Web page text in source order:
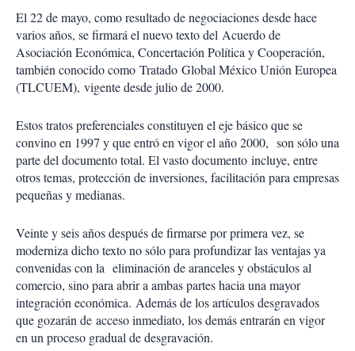
m
p
a
r
t
i
El 22 de mayo, como resultado de negociaciones desde hace
varios años, se firmará el nuevo texto del Acuerdo de
Asociación Económica, Concertación Política y Cooperación,
también conocido como Tratado Global México Unión Europea
(TLCUEM), vigente desde julio de 2000.
Estos tratos preferenciales constituyen el eje básico que se
convino en 1997 y que entró en vigor el año 2000, son sólo una
parte del documento total. El vasto documento incluye, entre
otros temas, protección de inversiones, facilitación para empresas
pequeñas y medianas.
Veinte y seis años después de firmarse por primera vez, se
moderniza dicho texto no sólo para profundizar las ventajas ya
convenidas con la eliminación de aranceles y obstáculos al
comercio, sino para abrir a ambas partes hacia una mayor
integración económica. Además de los artículos desgravados
que gozarán de acceso inmediato, los demás entrarán en vigor
en un proceso gradual de desgravación.